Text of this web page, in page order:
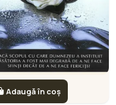
Adaugă în coș